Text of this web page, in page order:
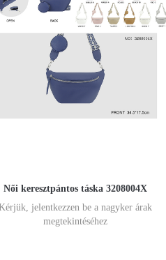
Női keresztpántos táska 3208004X
jelentkezzen be a nagyker árak
megtekintéséhez